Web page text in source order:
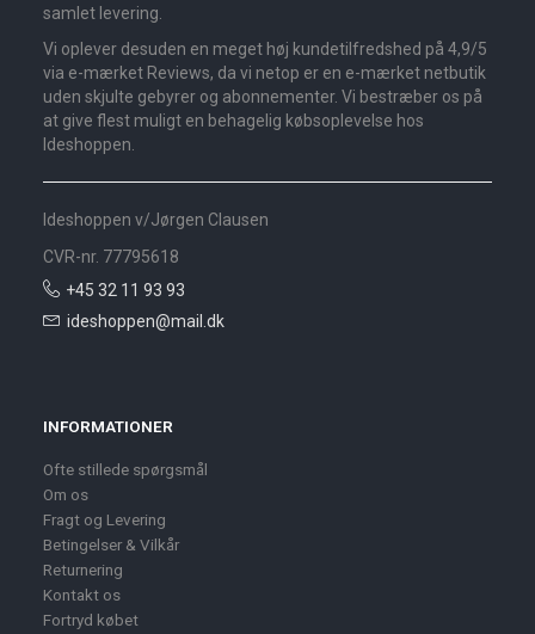
samlet levering.
Vi oplever desuden en meget høj kundetilfredshed på 4,9/5
via e-mærket Reviews, da vi netop er en e-mærket netbutik
uden skjulte gebyrer og abonnementer. Vi bestræber os på
at give flest muligt en behagelig købsoplevelse hos
Ideshoppen.
Ideshoppen v/Jørgen Clausen
CVR-nr. 77795618
+45 32 11 93 93
ideshoppen@mail.dk
INFORMATIONER
Ofte stillede spørgsmål
Om os
Fragt og Levering
Betingelser & Vilkår
Returnering
Kontakt os
Fortryd købet